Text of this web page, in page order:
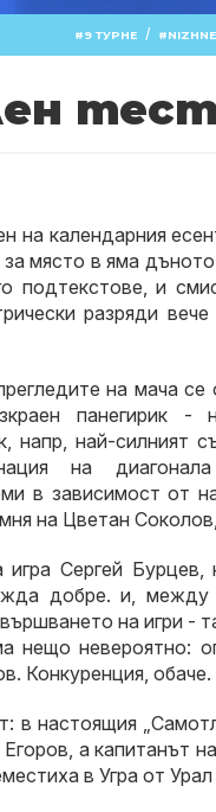
9 ТУРНЕ /
тест
на календарния
за място в яма
подтекстове, и
разряди
на мача
панегирик -
напр, най-силният
на
в зависимост от
на Цветан
игра Сергей
добре. и,
на игри -
нещо невероятно:
Конкуренция, обаче.
в настоящия
а капитанът
в Угра от